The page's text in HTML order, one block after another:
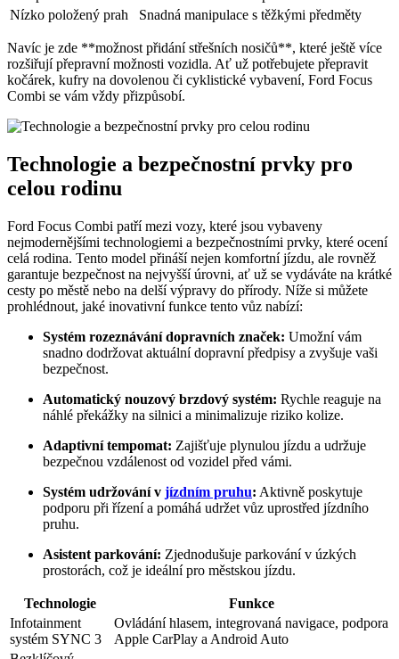
Nízko položený prah
Snadná manipulace s těžkými předměty
Navíc je zde **možnost přidání střešních nosičů**, které ještě více
rozšiřují přepravní možnosti vozidla. Ať už potřebujete přepravit
kočárek, kufry na dovolenou či cyklistické vybavení, Ford Focus
Combi se vám vždy přizpůsobí.
Technologie a bezpečnostní prvky pro
celou rodinu
Ford Focus Combi patří mezi vozy, které jsou vybaveny
nejmodernějšími technologiemi a bezpečnostními prvky, které ocení
celá rodina. Tento model přináší nejen komfortní jízdu, ale rovněž
garantuje bezpečnost na nejvyšší úrovni, ať už se vydáváte na krátké
cesty po městě nebo na delší výpravy do přírody. Níže si můžete
prohlédnout, jaké inovativní funkce tento vůz nabízí:
Systém rozeznávání dopravních značek: Umožní vám
snadno dodržovat aktuální dopravní předpisy a zvyšuje vaši
bezpečnost.
Automatický nouzový brzdový systém: Rychle reaguje na
náhlé překážky na silnici a minimalizuje riziko kolize.
Adaptivní tempomat: Zajišťuje plynulou jízdu a udržuje
bezpečnou vzdálenost od vozidel před vámi.
Systém udržování v jízdním pruhu: Aktivně poskytuje
podporu při řízení a pomáhá udržet vůz uprostřed jízdního
pruhu.
Asistent parkování: Zjednodušuje parkování v úzkých
prostorách, což je ideální pro městskou jízdu.
Technologie
Funkce
Infotainment
systém SYNC 3
Ovládání hlasem, integrovaná navigace, podpora
Apple CarPlay a Android Auto